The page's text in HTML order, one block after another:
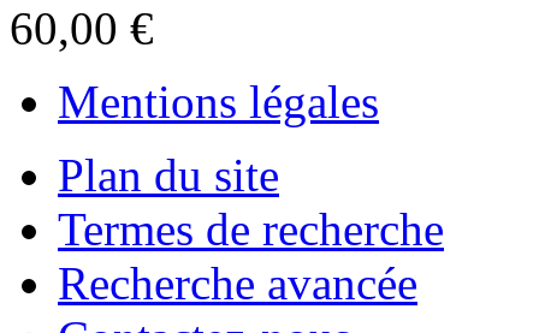
60,00 €
Mentions légales
Plan du site
Termes de recherche
Recherche avancée